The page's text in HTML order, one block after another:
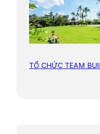
TỔ CHỨC TEAM